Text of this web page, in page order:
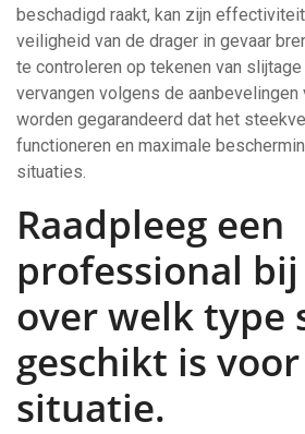
beschadigd raakt, kan zijn
veiligheid van de drager in gevaar
te controleren op tekenen van
vervangen volgens de aanbevelingen
worden gegarandeerd dat het
functioneren en maximale
situaties.
Raadpleeg een
professional
over welk type
geschikt is
situatie.